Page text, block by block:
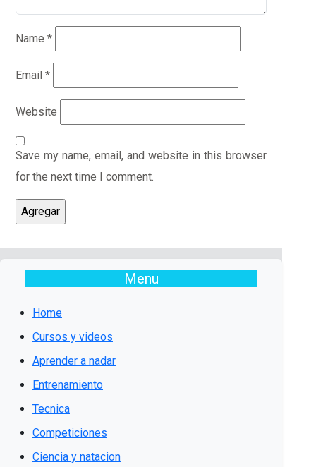
Name *
Email *
Website
Save my name, email, and website in this browser
for the next time I comment.
Menu
Home
Cursos y videos
Aprender a nadar
Entrenamiento
Tecnica
Competiciones
Ciencia y natacion